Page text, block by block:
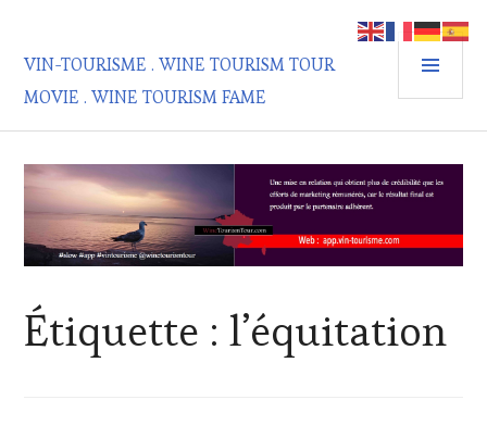
contenu
principal
VIN-TOURISME . WINE TOURISM TOUR
MOVIE . WINE TOURISM FAME
Étiquette :l’équitation